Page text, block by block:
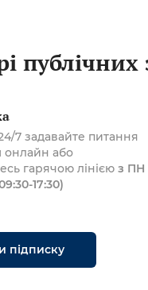
публічних
7 задавайте питання
онлайн або
гарячою лінією з ПН
17:30)
підписку